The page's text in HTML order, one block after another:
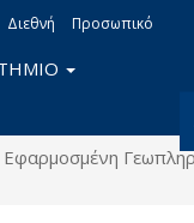
Διεθνή Προσωπικό